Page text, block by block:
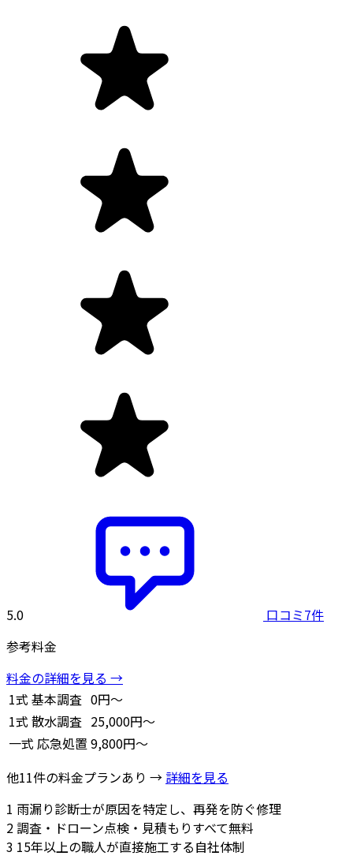
5.0
口コミ7件
参考料金
料金の詳細を見る →
1式 基本調査 0円～
1式 散水調査 25,000円～
一式 応急処置 9,800円～
他11件の料金プランあり → 詳細を見る
1 雨漏り診断士が原因を特定し、再発を防ぐ修理
2調査・ドローン点検・見積もりすべて無料
3 15年以上の職人が直接施工する自社体制